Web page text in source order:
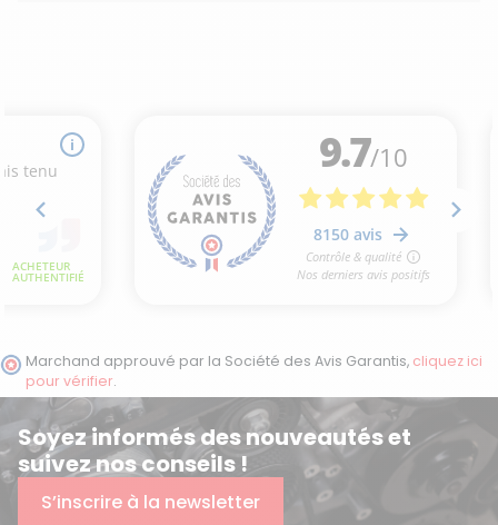
Marchand approuvé par la Société des Avis Garantis, cliquez ici
pour vérifier.
Soyez informés des nouveautés et
suivez nos conseils !
S’inscrire à la newsletter